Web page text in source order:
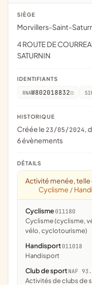
SIÈGE
Morvillers-Saint-
4 ROUTE DE
SATURNIN
IDENTIFIANTS
RNAW802018832
HISTORIQUE
Créée le 23/05/2024,
6 évènements
DÉTAILS
Activité menée,
Cyclisme /
Cyclisme 011180
Cyclisme (cyclisme, vélo, VTT, course d'orientation à
vélo, cyclotourisme)
Handisport 011018
handisport
Club de sport NAF
Activités de clubs de